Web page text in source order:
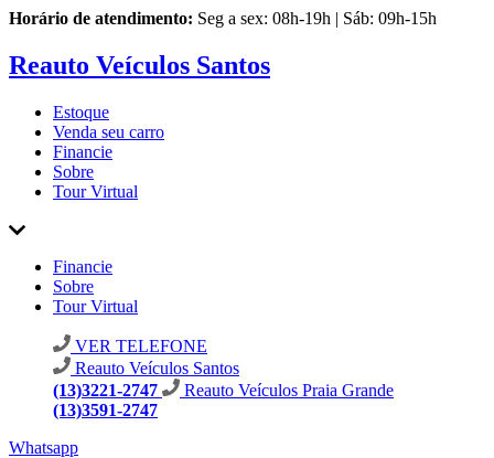
Horário de atendimento: Seg a sex: 08h-19h | Sáb: 09h-15h
Reauto Veículos Santos
Estoque
Venda seu carro
Financie
Sobre
Tour Virtual
Financie
Sobre
Tour Virtual
VER TELEFONE
Reauto Veículos Santos
(13)3221-2747
Reauto Veículos Praia Grande
(13)3591-2747
Whatsapp